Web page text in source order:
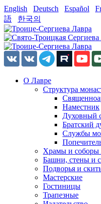
English Deutsch Español
語
한국의
О Лавре
Структура
Наместник
Духовный
Братский
Службы
Храмы и
Башни, стены и
Подворья и
Мастерские
Гостиницы
Трапезные